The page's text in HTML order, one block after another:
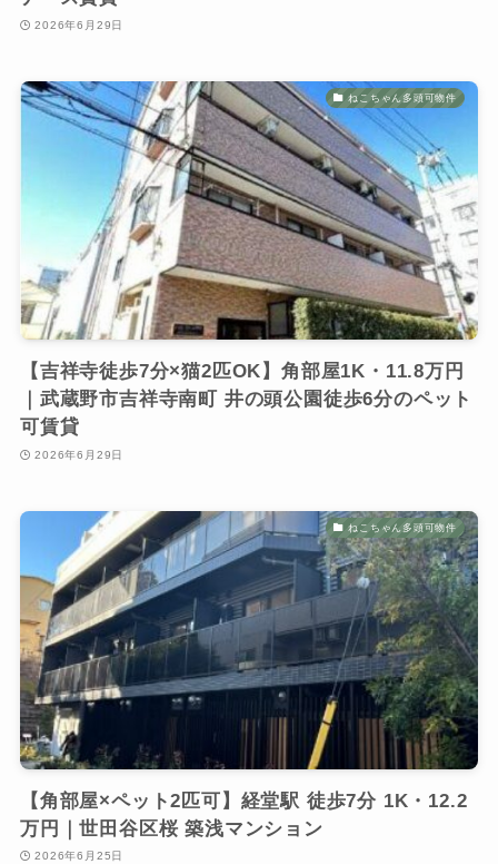
2026年6月29日
ねこちゃん多頭可物件
【吉祥寺徒歩7分×猫2匹OK】角部屋1K・11.8万円
｜武蔵野市吉祥寺南町 井の頭公園徒歩6分のペット
可賃貸
2026年6月29日
ねこちゃん多頭可物件
【角部屋×ペット2匹可】経堂駅 徒歩7分 1K・12.2
万円｜世田谷区桜 築浅マンション
2026年6月25日